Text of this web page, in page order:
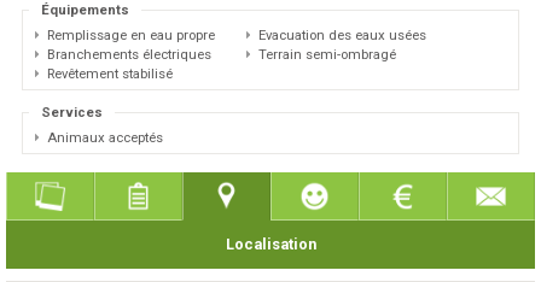
Équipements
Remplissage en eau propre
Evacuation des eaux usées
Branchements électriques
Terrain semi-ombragé
Revêtement stabilisé
Services
Animaux acceptés
Localisation